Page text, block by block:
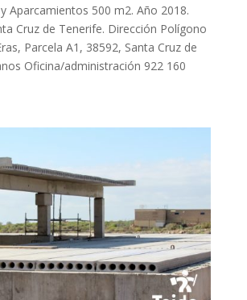
Aparcamientos 500 m2. Año 2018.
Cruz de Tenerife. Dirección Polígono
Parcela A1, 38592, Santa Cruz de
Oficina/administración 922 160